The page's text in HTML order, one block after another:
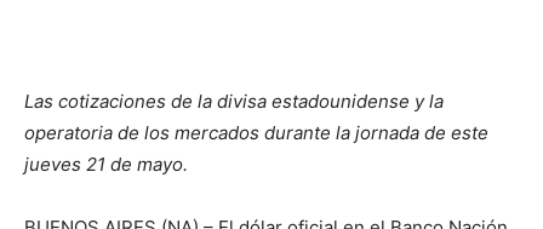
Las cotizaciones de la divisa estadounidense y la
operatoria de los mercados durante la jornada de este
jueves 21 de mayo.